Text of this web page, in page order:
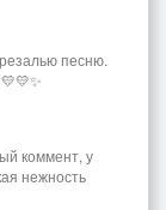
песню.
коммент, у
нежность